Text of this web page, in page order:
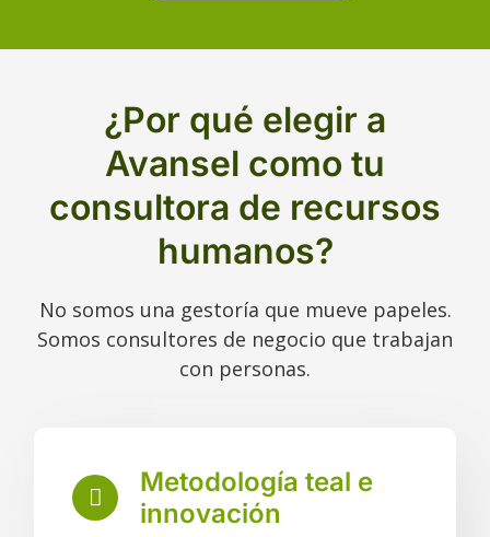
¿Por qué elegir a
Avansel como tu
consultora de recursos
humanos?
No somos una gestoría que mueve papeles.
Somos consultores de negocio que trabajan
con personas.
Metodología teal e
innovación